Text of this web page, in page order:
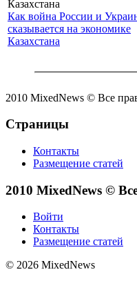
Как война России и
сказывается на экономике
Казахстана
2010 MixedNews © Все
Страницы
Контакты
Размещение статей
2010 MixedNews ©
Войти
Контакты
Размещение статей
© 2026 MixedNews